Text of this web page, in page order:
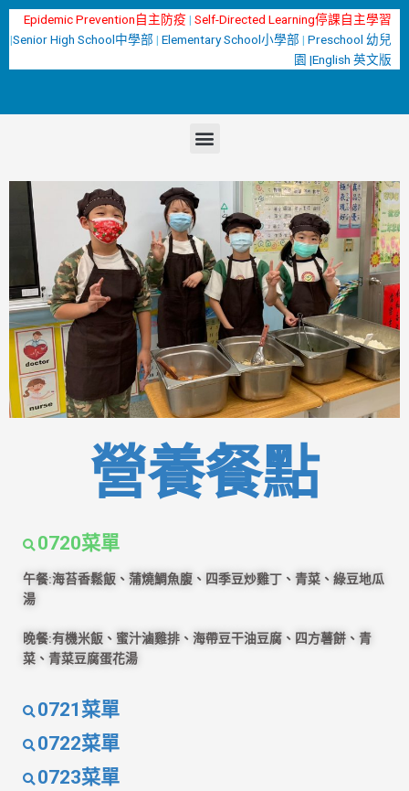
跳
主
要
Epidemic Prevention自主防疫 | Self-Directed Learning停課自主學習
|Senior High School中學部 | Elementary School小學部 | Preschool 幼兒
園 |English 英文版
選
單
營養餐點
0720菜單
午餐:海苔香鬆飯、蒲燒鯛魚腹、四季豆炒雞丁、青菜、綠豆地瓜
湯
晚餐:有機米飯、蜜汁滷雞排、海帶豆干油豆腐、四方薯餅、青
菜、青菜豆腐蛋花湯
0721菜單
0722菜單
0723菜單